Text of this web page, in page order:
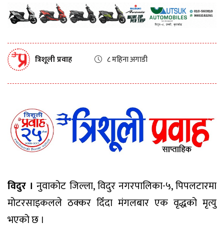
त्रिशूली प्रवाह ८ महिना अगाडी
विदुर । नुवाकोट जिल्ला, विदुर नगरपालिका-५, पिपलटारमा
मोटरसाइकलले ठक्कर दिँदा मंगलबार एक वृद्धको मृत्यु
भएको छ ।